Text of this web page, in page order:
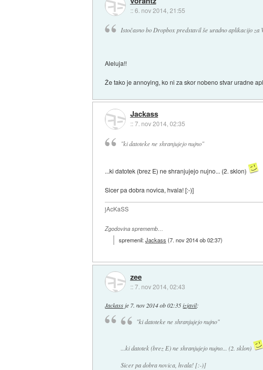
::6. nov 2014, 21:55
Istočasno bo Dropbox predstavil še uradno aplikacijo za
Aleluja!!
Že tako je annoying, ko ni za skor nobeno stvar uradne
Jackass
::7. nov 2014, 02:35
"ki datoteke ne shranjujejo nujno"
...ki datotek (brez E) ne shranjujejo nujno... (2. sklon)
Sicer pa dobra novica, hvala! [:-)]
jAcKaSS
Zgodovina sprememb…
spremenil:Jackass (7. nov 2014 ob 02:37)
zee
::7. nov 2014, 02:43
Jackassje 7. nov 2014 ob 02:35 izjavil:
"ki datoteke ne shranjujejo nujno"
...ki datotek (brez E) ne shranjujejo nujno... (2. sklon)
Sicer pa dobra novica, hvala! [:-)]